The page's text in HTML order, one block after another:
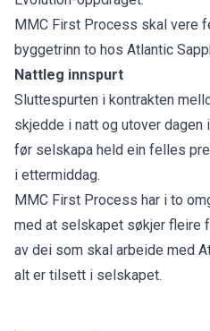
MMC First Process skal vere
byggetrinn to hos Atlantic
Nattleg innspurt
Sluttespurten i kontrakten
skjedde i natt og utover
før selskapa held ein felles
i ettermiddag.
MMC First Process har i to
med at selskapet søkjer fleire
av dei som skal arbeide med
alt er tilsett i selskapet.